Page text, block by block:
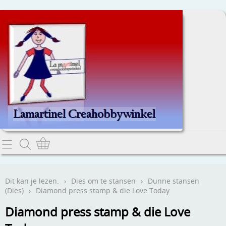
Home
Contact
Webwinkel
Dit kan je lezen. › Dies om te stansen › Dunne stansen
(Dies) › Diamond press stamp & die Love Today
Diamond press stamp & die Love